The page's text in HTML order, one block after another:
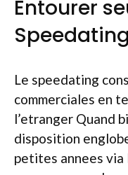
Entourer
Speedating
Le speedating
commerciales en
l’etranger Quand
disposition
petites annees